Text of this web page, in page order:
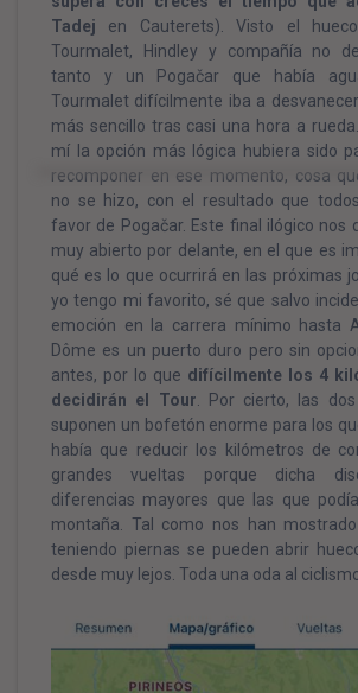
Tadej en Cauterets). Visto el
Tourmalet, Hindley y compañía no
tanto y un Pogačar que había
Tourmalet difícilmente iba a
más sencillo tras casi una hora a
mí la opción más lógica hubiera sido
recomponer en ese momento, cosa
no se hizo, con el resultado que
favor de Pogačar. Este final ilógico nos
muy abierto por delante, en el que es
qué es lo que ocurrirá en las próximas
yo tengo mi favorito, sé que salvo
emoción en la carrera mínimo hasta
Dôme es un puerto duro pero sin
antes, por lo que difícilmente los 4
decidirán el Tour . Por cierto, las
suponen un bofetón enorme para los
había que reducir los kilómetros de
grandes vueltas porque dicha
diferencias mayores que las que
montaña. Tal como nos han
teniendo piernas se pueden abrir
desde muy lejos. Toda una oda al